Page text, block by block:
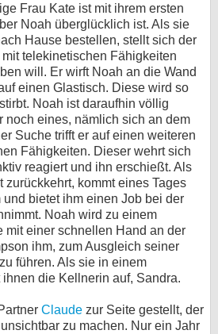
Frau Kate ist mit ihrem ersten
Noah überglücklich ist. Als sie
Hause bestellen, stellt sich der
telekinetischen Fähigkeiten
will. Er wirft Noah an die Wand
einen Glastisch. Diese wird so
Noah ist daraufhin völlig
noch eines, nämlich sich an dem
Suche trifft er auf einen weiteren
Fähigkeiten. Dieser wehrt sich
reagiert und ihn erschießt. Als
zurückkehrt, kommt eines Tages
bietet ihm einen Job bei der
Noah wird zu einem
mit einer schnellen Hand an der
ihm, zum Ausgleich seiner
führen. Als sie in einem
die Kellnerin auf, Sandra.
Claude zur Seite gestellt, der
zu machen. Nur ein Jahr
myFanbase